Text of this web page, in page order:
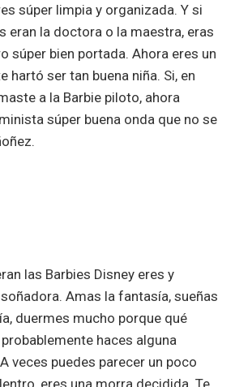
súper limpia y organizada. Y si
eran la doctora o la maestra, eras
súper bien portada. Ahora eres un
hartó ser tan buena niña. Si, en
a la Barbie piloto, ahora
súper buena onda que no se
las Barbies Disney eres y
Amas la fantasía, sueñas
duermes mucho porque qué
haces alguna
veces puedes parecer un poco
eres una morra decidida. Te